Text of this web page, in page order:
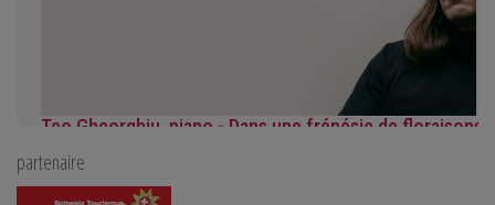
Teo Gheorghiu, piano - Dans une frénésie de floraisons
Récital de piano
le samedi 29 août 2026 à 17h30 à l'Hôtel Restaurant Hammer
partenaire